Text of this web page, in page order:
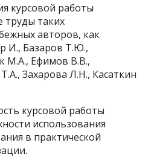
курсовой работы
труды таких
авторов, как
И., Базаров Т.Ю.,
М.А., Ефимов В.В.,
Захарова Л.Н., Касаткин
курсовой работы
использования
в практической